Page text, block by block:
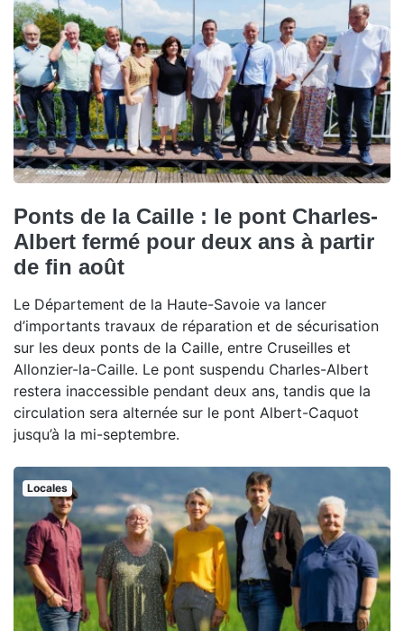
Ponts de la Caille : le pont Charles-
Albert fermé pour deux ans à partir
de fin août
Le Département de la Haute-Savoie va lancer
d’importants travaux de réparation et de sécurisation
sur les deux ponts de la Caille, entre Cruseilles et
Allonzier-la-Caille. Le pont suspendu Charles-Albert
restera inaccessible pendant deux ans, tandis que la
circulation sera alternée sur le pont Albert-Caquot
jusqu’à la mi-septembre.
Locales